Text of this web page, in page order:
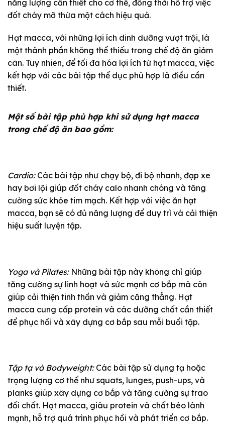
năng lượng cần thiết cho cơ thể, đồng thời hỗ trợ việc
đốt cháy mỡ thừa một cách hiệu quả.
Hạt macca, với những lợi ích dinh dưỡng vượt trội, là
một thành phần không thể thiếu trong chế độ ăn giảm
cân. Tuy nhiên, để tối đa hóa lợi ích từ hạt macca, việc
kết hợp với các bài tập thể dục phù hợp là điều cần
thiết.
Một số bài tập phù hợp khi sử dụng hạt macca
trong chế độ ăn bao gồm:
Cardio:Các bài tập như chạy bộ, đi bộ nhanh, đạp xe
hay bơi lội giúp đốt cháy calo nhanh chóng và tăng
cường sức khỏe tim mạch. Kết hợp với việc ăn hạt
macca, bạn sẽ có đủ năng lượng để duy trì và cải thiện
hiệu suất luyện tập.
Yoga và Pilates:Những bài tập này không chỉ giúp
tăng cường sự linh hoạt và sức mạnh cơ bắp mà còn
giúp cải thiện tinh thần và giảm căng thẳng. Hạt
macca cung cấp protein và các dưỡng chất cần thiết
để phục hồi và xây dựng cơ bắp sau mỗi buổi tập.
Tập tạ và Bodyweight:Các bài tập sử dụng tạ hoặc
trọng lượng cơ thể như squats, lunges, push-ups, và
planks giúp xây dựng cơ bắp và tăng cường sự trao
đổi chất. Hạt macca, giàu protein và chất béo lành
mạnh, hỗ trợ quá trình phục hồi và phát triển cơ bắp.